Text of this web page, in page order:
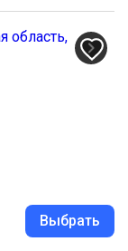
Выбрать